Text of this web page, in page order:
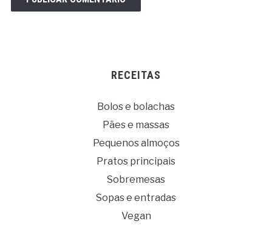
RECEITAS
Bolos e bolachas
Pães e massas
Pequenos almoços
Pratos principais
Sobremesas
Sopas e entradas
Vegan